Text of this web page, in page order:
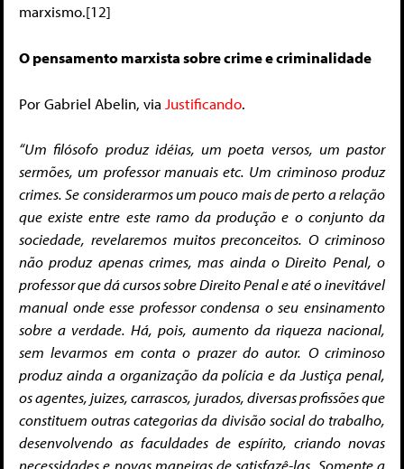
marxismo.[12]
O pensamento marxista sobre crime e criminalidade
Por Gabriel Abelin, via Justificando.
“Um filósofo produz idéias, um poeta versos, um pastor
sermões, um professor manuais etc. Um criminoso produz
crimes. Se considerarmos um pouco mais de perto a relação
que existe entre este ramo da produção e o conjunto da
sociedade, revelaremos muitos preconceitos. O criminoso
não produz apenas crimes, mas ainda o Direito Penal, o
professor que dá cursos sobre Direito Penal e até o inevitável
manual onde esse professor condensa o seu ensinamento
sobre a verdade. Há, pois, aumento da riqueza nacional,
sem levarmos em conta o prazer do autor. O criminoso
produz ainda a organização da polícia e da Justiça penal,
os agentes, juizes, carrascos, jurados, diversas profissões que
constituem outras categorias da divisão social do trabalho,
desenvolvendo as faculdades de espírito, criando novas
necessidades e novas maneiras de satisfazê-las. Somente a